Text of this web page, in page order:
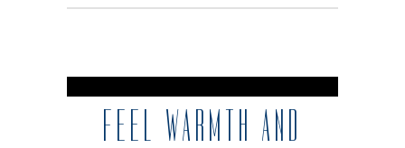
FEEL WARMTH AND